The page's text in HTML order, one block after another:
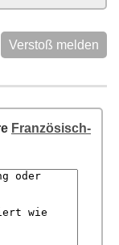
Verstoß melden
Französisch-